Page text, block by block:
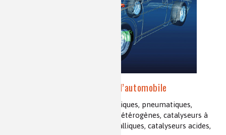
La catalyse au service de l’automobile
catalyse, automobile, pots catalytiques, pneumatiques,
matières plastiques, catalyseurs hétérogènes, catalyseurs à
base de sulfures, catalyseurs métalliques, catalyseurs acides,